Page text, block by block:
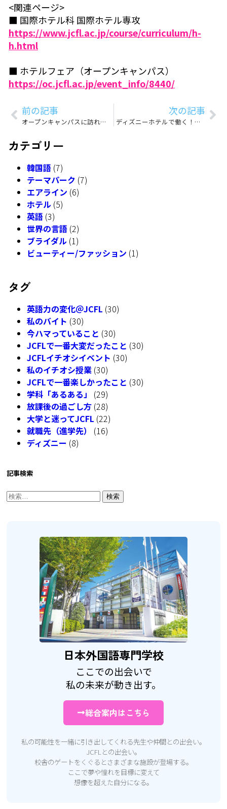
<関連ページ>
■ 国際ホテル科 国際ホテル専攻
https://www.jcfl.ac.jp/course/curriculum/h-
h.html
■ ホテルフェア（オープンキャンパス）
https://oc.jcfl.ac.jp/event_info/8440/
前の記事
オープンキャンパスに訪れた際の先生の手厚いサポートと就職率の良さから、この学校なら自分も夢を実現できると思ったからです！
次の記事
ディズニーホテルで働く！という夢を叶えるため☆彡
カテゴリー
韓国語 (7)
テーマパーク (7)
エアライン (6)
ホテル (5)
英語 (3)
世界の言語 (2)
ブライダル (1)
ビューティー/ファッション (1)
タグ
英語力の変化＠JCFL (30)
私のバイト (30)
今ハマっていること (30)
JCFLで一番大変だったこと (30)
JCFLイチオシイベント (30)
私のイチオシ授業 (30)
JCFLで一番楽しかったこと (30)
学科「あるある」
(29)
放課後の過ごし方 (28)
大学と迷ってJCFL (22)
就職先（進学先）
(16)
ディズニー (8)
記事検索
日本外国語専門学校
ここでの出会いで
私の未来が動き出す。
総合案内はこちら
私の可能性を一緒に引き出してくれる先生や仲間との出会い。
JCFLとの出会い。
校舎のゲートをくぐるとさまざまな施設が登場する。
ここで夢や憧れを目標に変えて
想像を超えた自分になる。